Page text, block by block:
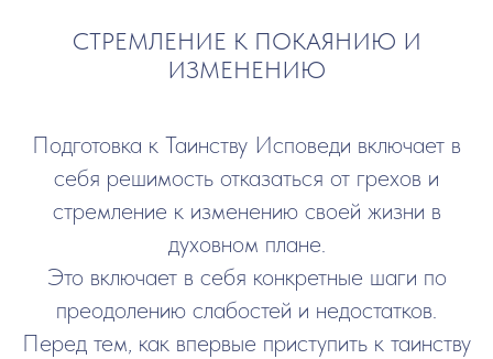
СТРЕМЛЕНИЕ К ПОКАЯНИЮ И
ИЗМЕНЕНИЮ
Подготовка к Таинству Исповеди включает в
себя решимость отказаться от грехов и
стремление к изменению своей жизни в
духовном плане.
Это включает в себя конкретные шаги по
преодолению слабостей и недостатков.
Перед тем, как впервые приступить к таинству